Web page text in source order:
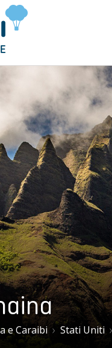
e Caraibi Stati Uniti